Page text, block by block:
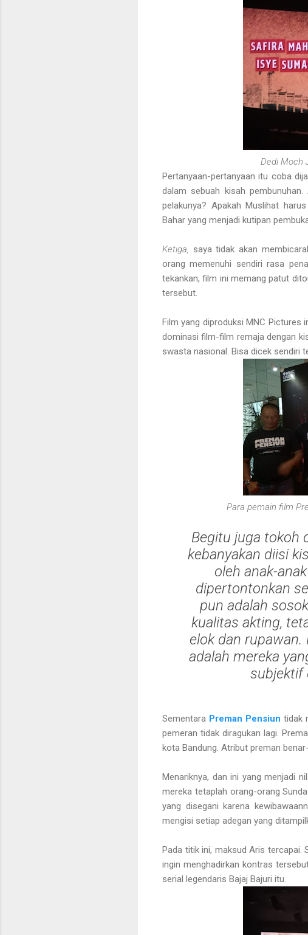
Dedi Moch
Pertanyaan-pertanyaan itu coba
dalam sebuah kisah
pelakunya? Apakah Muslihat
Bahar yang menjadi kutipan
Ketiga, saya tidak akan
orang memenuhi sendiri rasa
tekankan, film ini memang patut
tersebut.
Film yang diproduksi MNC Pictures
dominasi film-film remaja dengan
swasta nasional. Bisa dicek sendiri
Para pemain film
Begitu juga tokoh
kebanyakan diisi
oleh anak-
dipertontonkan
pun adalah
kualitas akting,
elok dan
adalah mereka
subjektif
Sementara Preman Pensiun tidak
pemeran tidak diragukan lagi.
kota Bandung. Atribut preman
Menariknya, dan ini yang menjadi
mereka tetaplah orang-orang
yang disegani karena
mengisi setiap adegan yang
Pada titik ini, maksud Aris tercapai.
ingin menghadirkan kontras
serial legendaris Bajaj Bajuri itu.